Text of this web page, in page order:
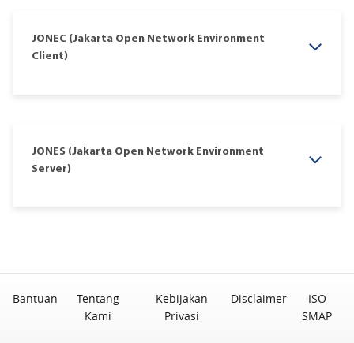
JONEC (Jakarta Open Network Environment
Client)
JONES (Jakarta Open Network Environment
Server)
Bantuan
Tentang
Kami
Kebijakan
Privasi
Disclaimer
ISO
SMAP